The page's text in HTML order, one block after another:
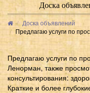
Доска
Доска объявлений
Предлагаю услуги по
Предлагаю услуги по
Ленорман, также
консультирования:
Краткие и более